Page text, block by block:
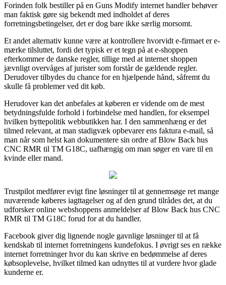
Forinden folk bestiller på en Guns Modify internet handler behøver
man faktisk gøre sig bekendt med indholdet af deres
forretningsbetingelser, det er dog bare ikke særlig morsomt.
Et andet alternativ kunne være at kontrollere hvorvidt e-firmaet er e-
mærke tilsluttet, fordi det typisk er et tegn på at e-shoppen
efterkommer de danske regler, tillige med at internet shoppen
jævnligt overvåges af jurister som forstår de gældende regler.
Derudover tilbydes du chance for en hjælpende hånd, såfremt du
skulle få problemer ved dit køb.
Herudover kan det anbefales at køberen er vidende om de mest
betydningsfulde forhold i forbindelse med handlen, for eksempel
hvilken byttepolitik webbutikken har. I den sammenhæng er det
tilmed relevant, at man stadigvæk opbevarer ens faktura e-mail, så
man når som helst kan dokumentere sin ordre af Blow Back hus
CNC RMR til TM G18C, uafhængig om man søger en vare til en
kvinde eller mand.
Trustpilot medfører evigt fine løsninger til at gennemsøge ret mange
nuværende køberes iagttagelser og af den grund tilrådes det, at du
udforsker online webshoppens anmeldelser af Blow Back hus CNC
RMR til TM G18C forud for at du handler.
Facebook giver dig lignende nogle gavnlige løsninger til at få
kendskab til internet forretningens kundefokus. I øvrigt ses en række
internet forretninger hvor du kan skrive en bedømmelse af deres
købsoplevelse, hvilket tilmed kan udnyttes til at vurdere hvor glade
kunderne er.